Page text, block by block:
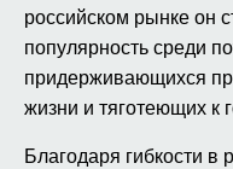
российском рынке он
популярность среди
придерживающихся
жизни и тяготеющих к
Благодаря гибкости в